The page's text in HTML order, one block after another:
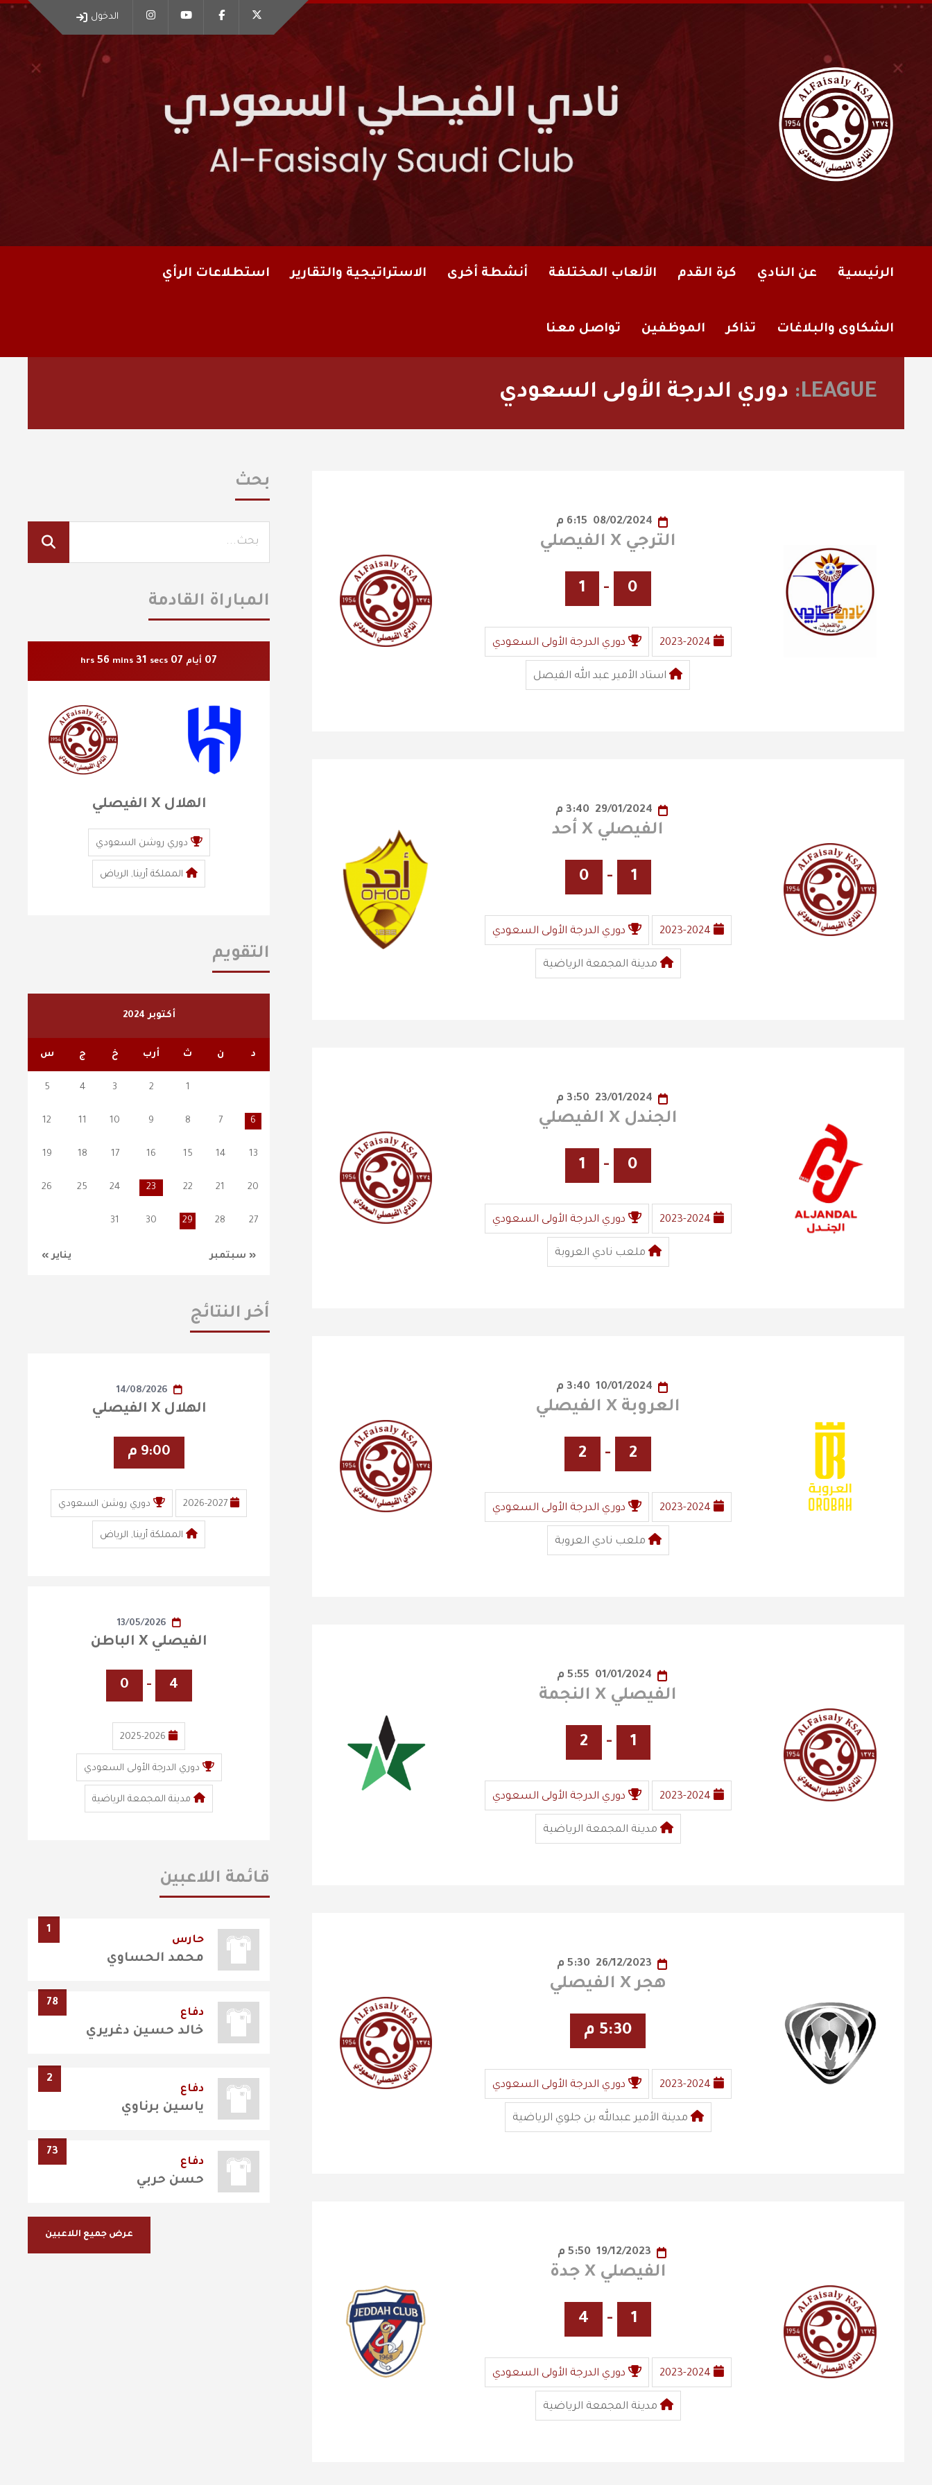
الدخول
الرئيسية عن النادي كرة القدم الألعاب المختلفة أنشطة أخرى الاستراتيجية والتقارير استطلاعات الرأي
الشكاوى والبلاغات تذاكر الموظفين تواصل معنا
LEAGUE: دوري الدرجة الأولى السعودي
الترجي X الفيصلي
0
-
1
2023-2024 دوري الدرجة الأولى السعودي
استاد الأمير عبد الله الفيصل
الفيصلي X أحد
1
-
0
2023-2024 دوري الدرجة الأولى السعودي
مدينة المجمعة الرياضية
3:50 م
الجندل X الفيصلي
0
-
1
2023-2024 دوري الدرجة الأولى السعودي
ملعب نادي العروبة
3:40 م
العروبة X الفيصلي
2
-
2
2023-2024 دوري الدرجة الأولى السعودي
ملعب نادي العروبة
الفيصلي X النجمة
1
-
2
2023-2024 دوري الدرجة الأولى السعودي
مدينة المجمعة الرياضية
5:30 م
هجر X الفيصلي
5:30 م
2023-2024 دوري الدرجة الأولى السعودي
مدينة الأمير عبدالله بن جلوي الرياضية
5:50 م
الفيصلي X جدة
1
-
4
2023-2024 دوري الدرجة الأولى السعودي
مدينة المجمعة الرياضية
بحث
المباراة القادمة
07 أيام 07
hrs 56 mins 29secs
الهلال X الفيصلي
دوري روشن السعودي
المملكة أرينا, الرياض
التقويم
أكتوبر 2024
د ن ث أرب خ ج س
« سبتمبر يناير »
1
2
3
4
5
6
7
8
9
10
11
12
13
14
15
16
17
18
19
20
21
22
23
24
25
26
27
28
29
30
31
أخر النتائج
14/08/2026
الهلال X الفيصلي
9:00 م
2026-2027 دوري روشن السعودي
المملكة أرينا, الرياض
13/05/2026
الفيصلي X الباطن
4
-
0
2025-2026
دوري الدرجة الأولى السعودي
مدينة المجمعة الرياضية
قائمة اللاعبين
1
حارس
محمد الحساوي
78
دفاع
خالد حسين دغريري
2
دفاع
ياسين برناوي
73
دفاع
حسن حربي
عرض جميع اللاعبين